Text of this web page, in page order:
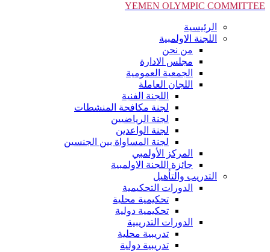
YEMEN OLYMPIC COMMITTEE
الرئيسية
اللجنة الاولمبية
من نحن
مجلس الادارة
الجمعية العمومية
اللجان العاملة
اللجنة الفنية
لجنة مكافحة المنشطات
لجنة الرياضيين
لجنة الواعدين
لجنة المساواة بين الجنسين
المركز الأولمبي
جائزة اللجنة الاولمبية
التدريب والتأهيل
الدورات التحكيمية
تحكيمية محلية
تحكيمية دولية
الدورات التدريبية
تدريبية محلية
تدريبية دولية